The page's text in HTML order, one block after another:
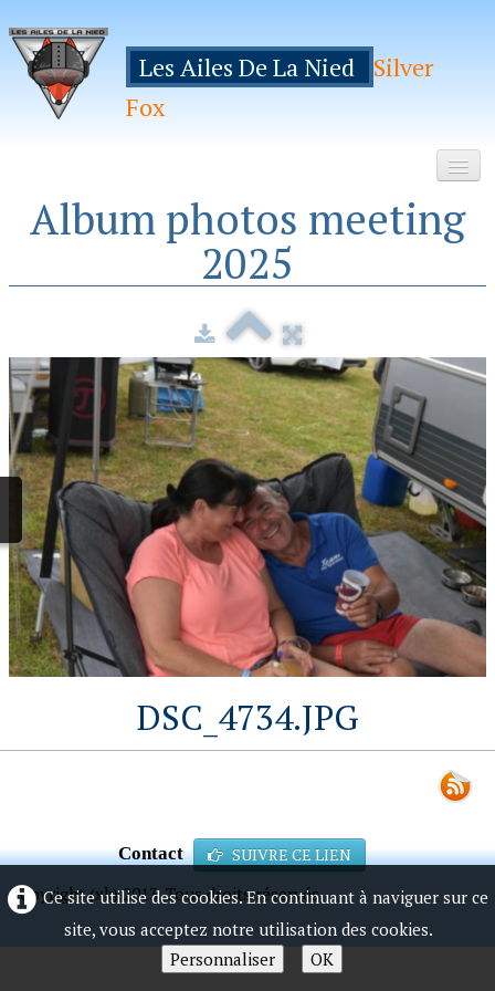
Les Ailes De La Nied
Silver
Fox
Accueil
Inscription
Manifestations
Hebergements
Album photos meeting
2025
DSC_4734.JPG
Contact SUIVRE CE LIEN
Copyright (xk) 2013. Tous droits réservés.
Ce site utilise des cookies. En continuant à naviguer sur ce
site, vous acceptez notre utilisation des cookies.
Personnaliser
OK